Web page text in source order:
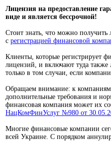
Лицензия на предоставление
виде и является бессрочной!
Стоит знать, что можно получить
с регистрацией финансовой
Клиенты, которые регистрирует
лицензий, и включают туда также
только в том случаи, если
Обращаем внимание: к
дополнительные требования и
финансовая компания может их
НацКомФинУслуг №980 от
Многие финансовые компании
всей Украине. С порядком